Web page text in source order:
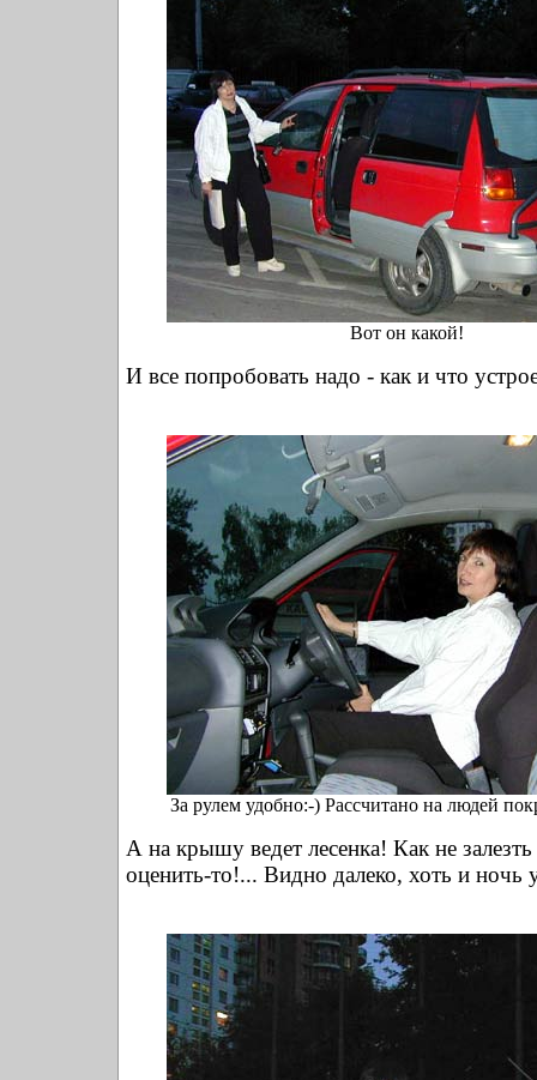
Вот он какой!
И все попробовать надо - как и что
За рулем удобно:-) Рассчитано на людей
А на крышу ведет лесенка! Как не
оценить-то!... Видно далеко, хоть и ночь